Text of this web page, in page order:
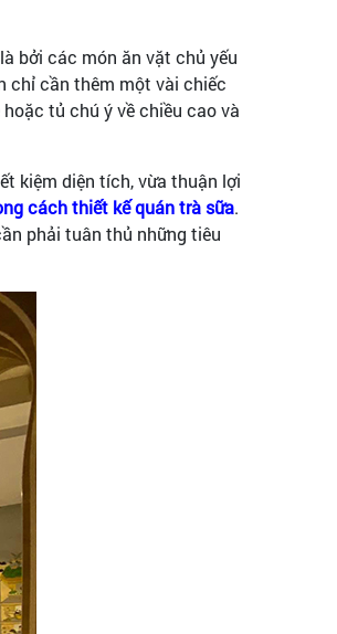
bởi các món ăn vặt chủ yếu
chỉ cần thêm một vài chiếc
tủ chú ý về chiều cao và
kiệm diện tích, vừa thuận lợi
cách thiết kế quán trà sữa.
phải tuân thủ những tiêu